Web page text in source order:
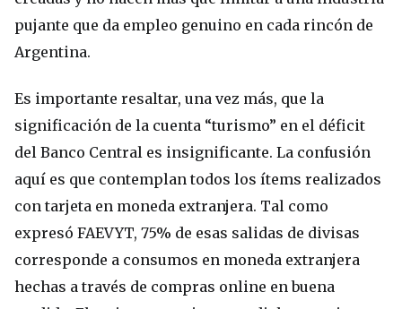
pujante que da empleo genuino en cada rincón de
Argentina.
Es importante resaltar, una vez más, que la
significación de la cuenta “turismo” en el déficit
del Banco Central es insignificante. La confusión
aquí es que contemplan todos los ítems realizados
con tarjeta en moneda extranjera. Tal como
expresó FAEVYT, 75% de esas salidas de divisas
corresponde a consumos en moneda extranjera
hechas a través de compras online en buena